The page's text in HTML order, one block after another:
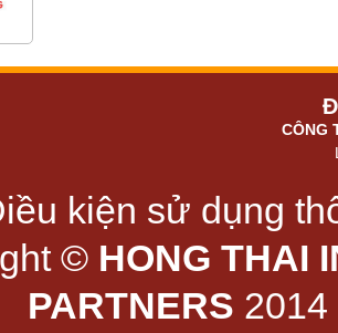
CÔNG
kiện sử dụng
© HONG THAI
PARTNERS 2014